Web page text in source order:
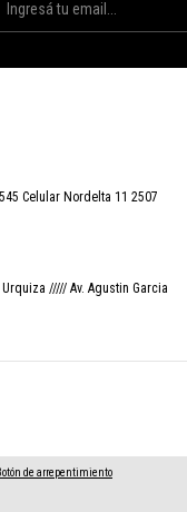
Celular Nordelta 11 2507
///// Av. Agustin Garcia
de arrepentimiento